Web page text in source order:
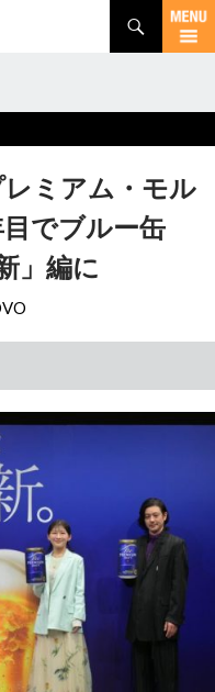
ミアム・モル
でブルー缶
」編に